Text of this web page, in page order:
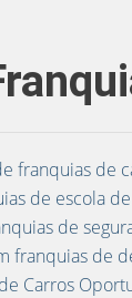
franquias de
de escola
de
franquias de
Carros